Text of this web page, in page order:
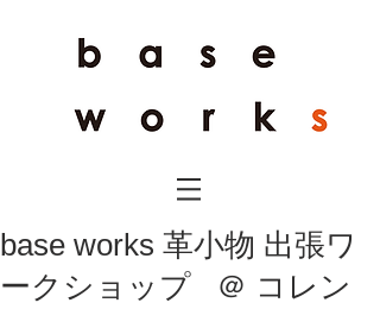
base works 革小物 出張ワ
ークショップ ＠ コレン